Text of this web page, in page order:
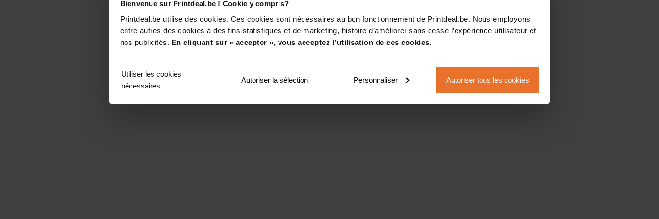
Bienvenue sur Printdeal.be ! Cookie y compris?
Printdeal.be utilise des cookies. Ces cookies sont nécessaires au bon fonctionnement de Printdeal.be. Nous employons
entre autres des cookies à des fins statistiques et de marketing, histoire d’améliorer sans cesse l’expérience utilisateur et
nos publicités. En cliquant sur « accepter », vous acceptez l’utilisation de ces cookies.
Utiliser les cookies
nécessaires
Autoriser la sélection Personnaliser Autoriser tous les cookies